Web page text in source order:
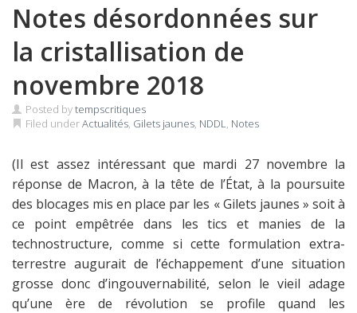
Notes désordonnées sur
la cristallisation de
novembre 2018
Posted bytempscritiques
Filed underActualités, Gilets jaunes, NDDL, Notes
(Il est assez intéressant que mardi 27 novembre la
réponse de Macron, à la tête de l’État, à la poursuite
des blocages mis en place par les « Gilets jaunes » soit à
ce point empêtrée dans les tics et manies de la
technostructure, comme si cette formulation extra-
terrestre augurait de l’échappement d’une situation
grosse donc d’ingouvernabilité, selon le vieil adage
qu’une ère de révolution se profile quand les